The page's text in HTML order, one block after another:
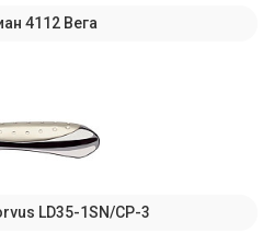
4112 Вега
LD35-1SN/CP-3